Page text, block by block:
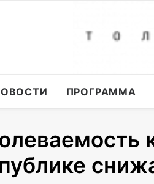
ПРОГРАММА